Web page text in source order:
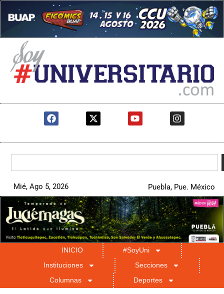
Mié, Ago 5, 2026 Puebla, Pue. México
INICIO
#SoyUni
Instituciones
Secciones
Columnas
Deportes